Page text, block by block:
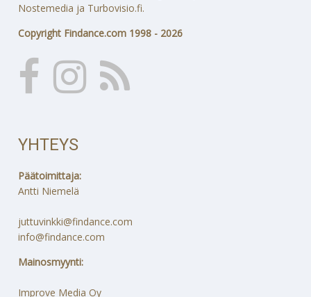
Nostemedia ja Turbovisio.fi.
Copyright Findance.com 1998 - 2026
YHTEYS
Päätoimittaja:
Antti Niemelä
juttuvinkki@findance.com
info@findance.com
Mainosmyynti:
Improve Media Oy